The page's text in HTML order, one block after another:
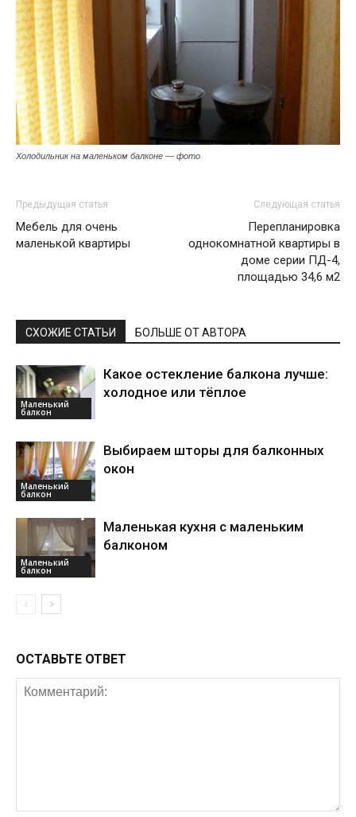
Холодильник на маленьком балконе — фото
Предыдущая статья
Мебель для очень
маленькой квартиры
Следующая статья
Перепланировка
однокомнатной квартиры в
доме серии ПД-4,
площадью 34,6 м2
СХОЖИЕ СТАТЬИ БОЛЬШЕ ОТ АВТОРА
Маленький
балкон
Какое остекление балкона лучше:
холодное или тёплое
Маленький
балкон
Выбираем шторы для балконных
окон
Маленький
балкон
Маленькая кухня с маленьким
балконом
ОСТАВЬТЕ ОТВЕТ